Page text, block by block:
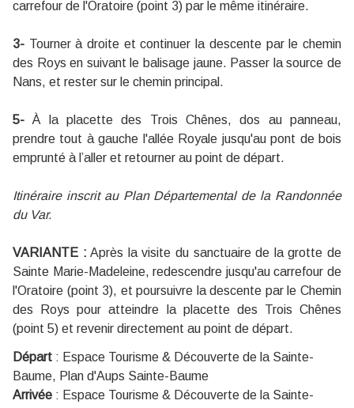
carrefour de l'Oratoire (point 3) par le même itinéraire.
3- Tourner à droite et continuer la descente par le chemin
des Roys en suivant le balisage jaune. Passer la source de
Nans, et rester sur le chemin principal.
5- À la placette des Trois Chênes, dos au panneau,
prendre tout à gauche l'allée Royale jusqu'au pont de bois
emprunté à l’aller et retourner au point de départ.
Itinéraire inscrit au Plan Départemental de la Randonnée
du Var.
VARIANTE : Après la visite du sanctuaire de la grotte de
Sainte Marie-Madeleine, redescendre jusqu'au carrefour de
l'Oratoire (point 3), et poursuivre la descente par le Chemin
des Roys pour atteindre la placette des Trois Chênes
(point 5) et revenir directement au point de départ.
Départ : Espace Tourisme & Découverte de la Sainte-
Baume, Plan d'Aups Sainte-Baume
Arrivée : Espace Tourisme & Découverte de la Sainte-